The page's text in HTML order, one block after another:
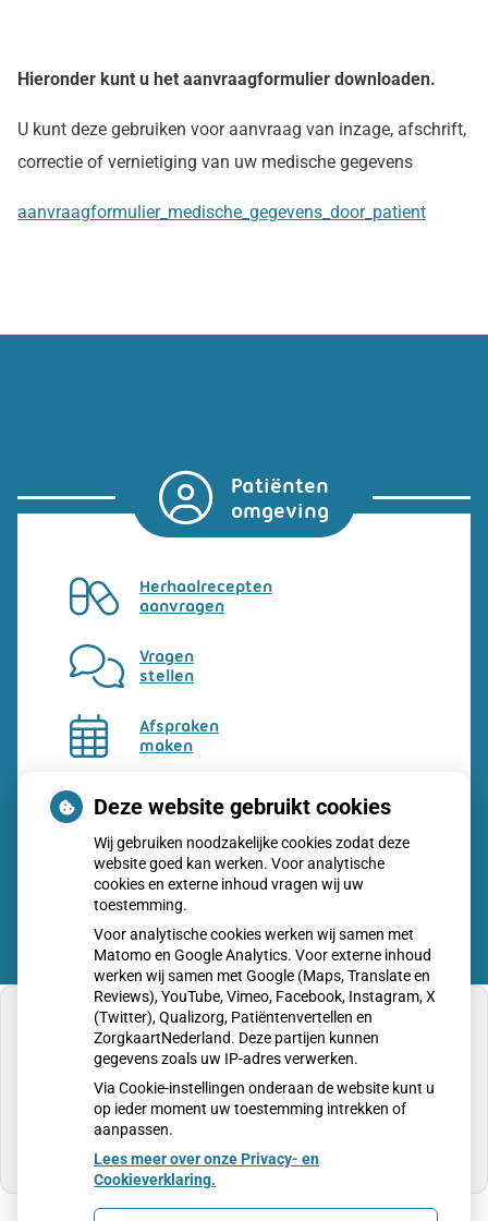
Hieronder kunt u het aanvraagformulier downloaden.
U kunt deze gebruiken voor aanvraag van inzage, afschrift,
correctie of vernietiging van uw medische gegevens
aanvraagformulier_medische_gegevens_door_patient
Patiënten
omgeving
Herhaalrecepten
aanvragen
Vragen
stellen
Afspraken
maken
Dossier
bekijken
U heeft geen toestemming gegeven voor
externe inhoud die nodig is om dit te zien.
Cookie-instellingen wijzigen
Deze website gebruikt cookies
Wij gebruiken noodzakelijke cookies zodat deze
website goed kan werken. Voor analytische
cookies en externe inhoud vragen wij uw
toestemming.
Voor analytische cookies werken wij samen met
Matomo en Google Analytics. Voor externe inhoud
werken wij samen met Google (Maps, Translate en
Reviews), YouTube, Vimeo, Facebook, Instagram, X
(Twitter), Qualizorg, Patiëntenvertellen en
ZorgkaartNederland. Deze partijen kunnen
gegevens zoals uw IP-adres verwerken.
Via Cookie-instellingen onderaan de website kunt u
op ieder moment uw toestemming intrekken of
aanpassen.
Lees meer over onze Privacy- en
Cookieverklaring.